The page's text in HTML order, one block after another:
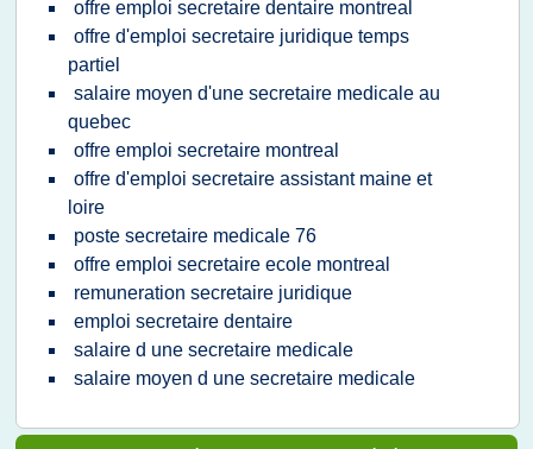
offre emploi secretaire dentaire montreal
offre d'emploi secretaire juridique temps
partiel
salaire moyen d'une secretaire medicale au
quebec
offre emploi secretaire montreal
offre d'emploi secretaire assistant maine et
loire
poste secretaire medicale 76
offre emploi secretaire ecole montreal
remuneration secretaire juridique
emploi secretaire dentaire
salaire d une secretaire medicale
salaire moyen d une secretaire medicale